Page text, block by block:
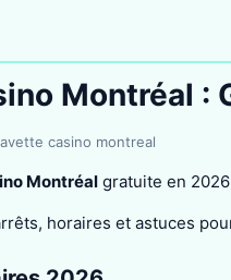
Montréal :
casino montreal
Montréal gratuite en
horaires et astuces